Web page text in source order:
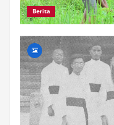
Berita